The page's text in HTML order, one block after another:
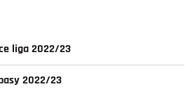
liga 2022/23
2022/23